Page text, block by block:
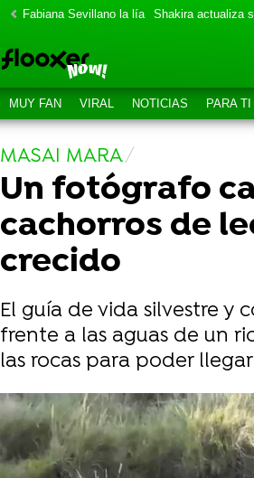
Fabiana Sevillano la lía Shakira actualiza
MUY FAN VIRAL NOTICIAS PARA TI
MASAI MARA
Un fotógrafo
cachorros de
crecido
El guía de vida silvestre y
frente a las aguas de un
las rocas para poder